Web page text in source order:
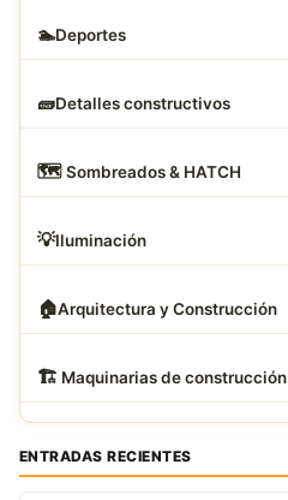
🏊Deportes
🧱Detalles constructivos
🗺️ Sombreados & HATCH
💡Iluminación
🏠Arquitectura y Construcción
🏗 ️ Maquinarias de construcción
ENTRADAS RECIENTES